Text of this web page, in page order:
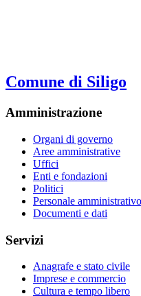
Comune di Siligo
Amministrazione
Organi di governo
Aree amministrative
Uffici
Enti e fondazioni
Politici
Personale amministrativo
Documenti e dati
Servizi
Anagrafe e stato civile
Imprese e commercio
Cultura e tempo libero